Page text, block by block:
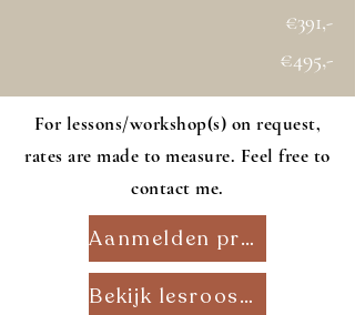
€391,-
€495,-
For lessons/workshop(s) on request,
rates are made to measure. Feel free to
contact me.
Aanmelden proefles
Bekijk lesrooster